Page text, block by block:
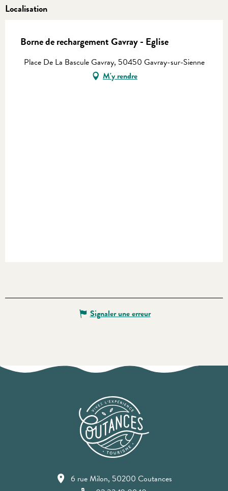
Localisation
Borne de rechargement Gavray - Eglise
Place De La Bascule Gavray, 50450 Gavray-sur-Sienne
M'y rendre
Signaler une erreur
6 rue Milon, 50200 Coutances